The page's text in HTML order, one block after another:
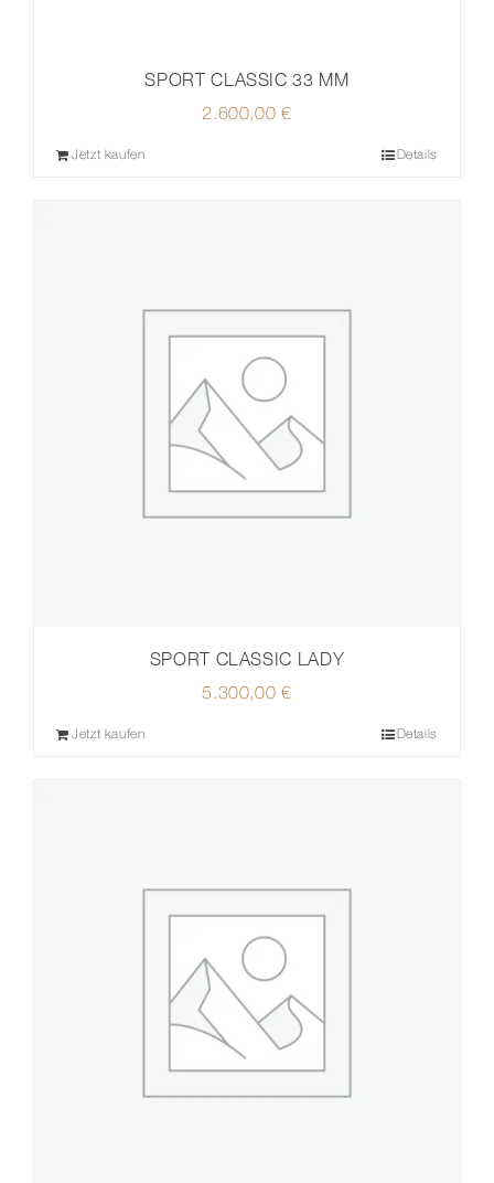
SPORT CLASSIC 33 MM
2.600,00€
Jetzt kaufen Details
SPORT CLASSIC LADY
5.300,00€
Jetzt kaufen Details